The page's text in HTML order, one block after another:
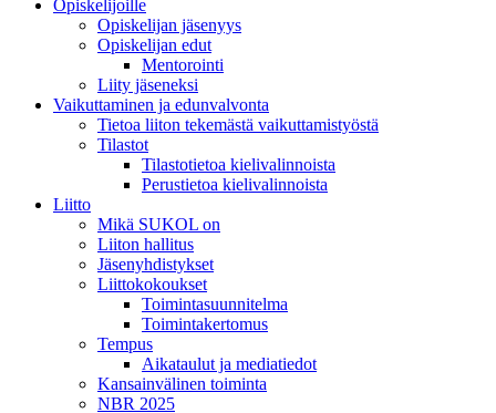
Opiskelijoille
Opiskelijan jäsenyys
Opiskelijan edut
Mentorointi
Liity jäseneksi
Vaikuttaminen ja edunvalvonta
Tietoa liiton tekemästä vaikuttamistyöstä
Tilastot
Tilastotietoa kielivalinnoista
Perustietoa kielivalinnoista
Liitto
Mikä SUKOL on
Liiton hallitus
Jäsenyhdistykset
Liittokokoukset
Toimintasuunnitelma
Toimintakertomus
Tempus
Aikataulut ja mediatiedot
Kansainvälinen toiminta
NBR 2025